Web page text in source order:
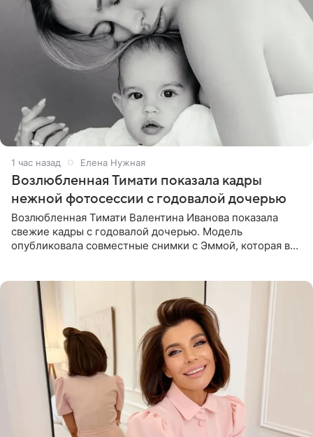
1 час назад Елена Нужная
Возлюбленная Тимати показала кадры
нежной фотосессии с годовалой дочерью
Возлюбленная Тимати Валентина Иванова показала
свежие кадры с годовалой дочерью. Модель
опубликовала совместные снимки с Эммой, которая в